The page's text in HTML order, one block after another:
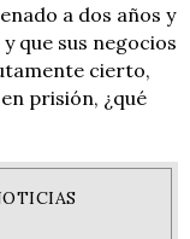
a dos años y
que sus negocios
cierto,
prisión, ¿qué